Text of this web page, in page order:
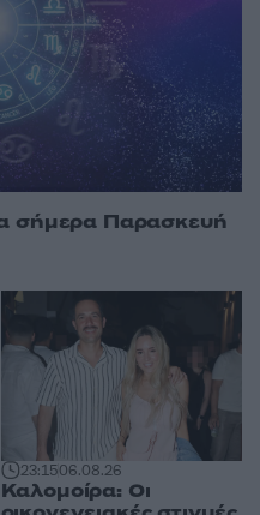
σήμερα Παρασκευή
23:1506.08.26
Καλομοίρα: Οι